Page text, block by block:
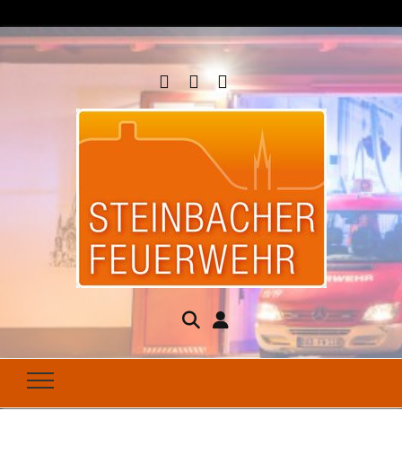
Steinbacher
Feuerwehr
Seit 1877 für Ihren Brandschutz da